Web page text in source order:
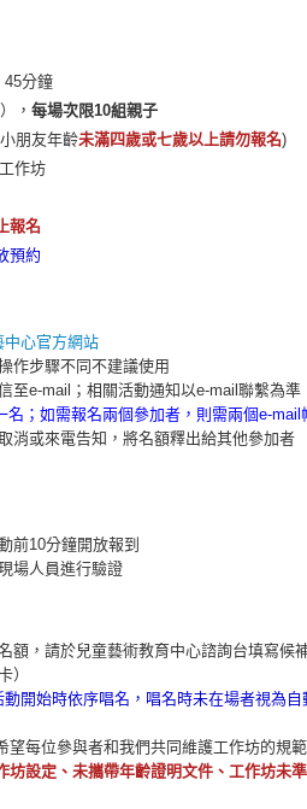
45分鐘
， 每場次限10組親子
朋友年齡未滿四歲或七歲以上請勿報名)
作坊
報名
預約
中心官方網站
作步驟不同不建議使用
至e-mail；相關活動通知以e-mail聯繫為準
名；如需報名兩個參加者，則需兩個e-mail
消或來電告知，將名額釋出給其他參加者
前10分鐘開放報到
場人員進行驗證
額，請於兒童藝術教育中心諮詢台填寫候
）
開始時依序唱名，唱名時未在場者視為自
每位參與者和我們共同維護工作坊的規
坊設定、未攜帶年齡證明文件、工作坊未